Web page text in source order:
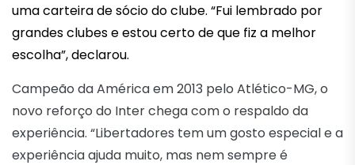
uma carteira de sócio do clube. “Fui lembrado por
grandes clubes e estou certo de que fiz a melhor
escolha”, declarou.
Campeão da América em 2013 pelo Atlético-MG, o
novo reforço do Inter chega com o respaldo da
experiência. “Libertadores tem um gosto especial e a
experiência ajuda muito, mas nem sempre é